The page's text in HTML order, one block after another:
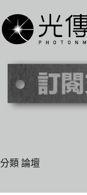
至
主
內
分類 論壇